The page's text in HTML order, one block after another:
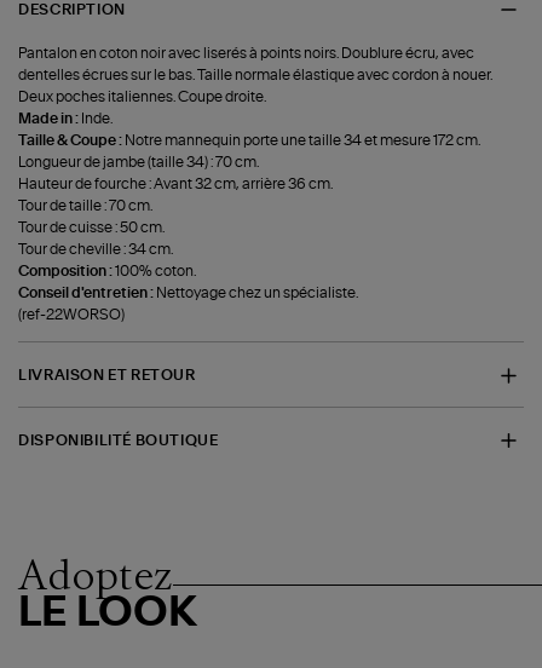
DESCRIPTION
Pantalon en coton noir avec liserés à points noirs. Doublure écru, avec
dentelles écrues sur le bas. Taille normale élastique avec cordon à nouer.
Deux poches italiennes. Coupe droite.
Made in : Inde.
Taille & Coupe : Notre mannequin porte une taille 34 et mesure 172 cm.
Longueur de jambe (taille 34) : 70 cm.
Hauteur de fourche : Avant 32 cm, arrière 36 cm.
Tour de taille : 70 cm.
Tour de cuisse : 50 cm.
Tour de cheville : 34 cm.
Composition :100% coton.
Conseil d'entretien : Nettoyage chez un spécialiste.
(ref-22WORSO)
LIVRAISON ET RETOUR
DISPONIBILITÉ BOUTIQUE
Adoptez
LE LOOK